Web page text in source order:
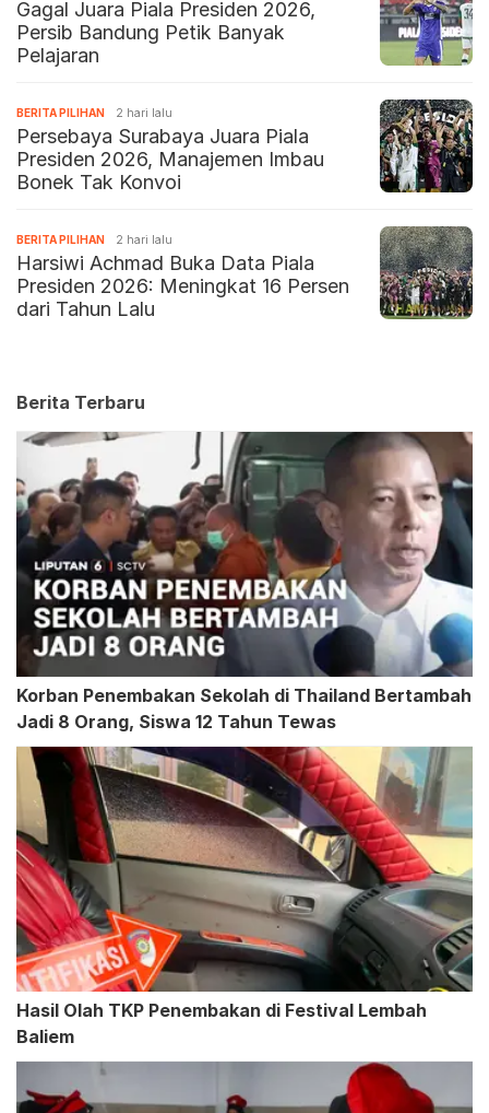
Gagal Juara Piala Presiden 2026,
Persib Bandung Petik Banyak
Pelajaran
BERITA PILIHAN 2 hari lalu
Persebaya Surabaya Juara Piala
Presiden 2026, Manajemen Imbau
Bonek Tak Konvoi
BERITA PILIHAN 2 hari lalu
Harsiwi Achmad Buka Data Piala
Presiden 2026: Meningkat 16 Persen
dari Tahun Lalu
Berita Terbaru
Korban Penembakan Sekolah di Thailand Bertambah
Jadi 8 Orang, Siswa 12 Tahun Tewas
Hasil Olah TKP Penembakan di Festival Lembah
Baliem